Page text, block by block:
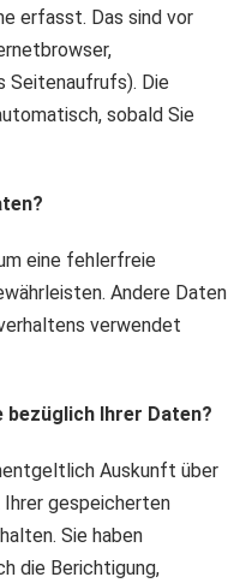
erfasst. Das sind vor
Seitenaufrufs). Die
sobald Sie
eine fehlerfreie
Andere Daten
verwendet
bezüglich Ihrer Daten?
Auskunft über
gespeicherten
Sie haben
die Berichtigung,